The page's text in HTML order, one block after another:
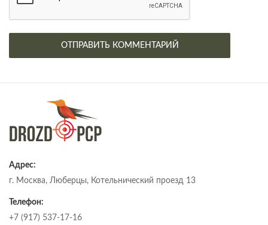
Адрес:
г. Москва, Люберцы, Котельнический проезд 13
Телефон:
+7 (917) 537-17-16